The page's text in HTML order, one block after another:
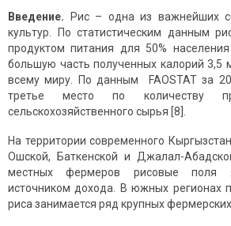
Введение. Рис – одна из важнейших
культур. По статистическим данным
продуктом питания для 50%
большую часть полученных калорий 3,5
всему миру. По данным FAOSTAT за
третье место по количеству
сельскохозяйственного сырья [8].
На территории современного
Ошской, Баткенской и Джалал-
местных фермеров рисовые поля
источником дохода. В южных регионах
риса занимается ряд крупных фермерских